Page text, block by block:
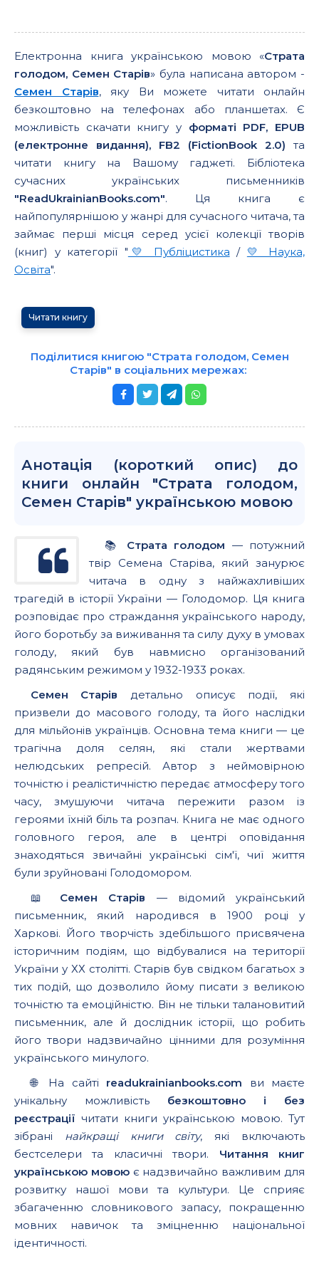
Електронна книга українською мовою «Страта
голодом, Семен Старів» була написана автором -
Семен Старів, яку Ви можете читати онлайн
безкоштовно на телефонах або планшетах. Є
можливість скачати книгу у форматі PDF, EPUB
(електронне видання), FB2 (FictionBook 2.0) та
читати книгу на Вашому гаджеті. Бібліотека
сучасних українських письменників
"ReadUkrainianBooks.com". Ця книга є
найпопулярнішою у жанрі для сучасного читача, та
займає перші місця серед усієї колекції творів
(книг) у категорії " 💛 Публіцистика / 💛 Наука,
Освіта".
Читати книгу
Поділитися книгою "Страта голодом, Семен
Старів" в соціальних мережах:
Анотація (короткий опис) до
книги онлайн "Страта голодом,
Семен Старів" українською мовою
📚 Страта голодом — потужний
твір Семена Старіва, який занурює
читача в одну з найжахливіших
трагедій в історії України — Голодомор. Ця книга
розповідає про страждання українського народу,
його боротьбу за виживання та силу духу в умовах
голоду, який був навмисно організований
радянським режимом у 1932-1933 роках.
Семен Старів детально описує події, які
призвели до масового голоду, та його наслідки
для мільйонів українців. Основна тема книги — це
трагічна доля селян, які стали жертвами
нелюдських репресій. Автор з неймовірною
точністю і реалістичністю передає атмосферу того
часу, змушуючи читача пережити разом із
героями їхній біль та розпач. Книга не має одного
головного героя, але в центрі оповідання
знаходяться звичайні українські сім'ї, чиї життя
були зруйновані Голодомором.
📖 Семен Старів — відомий український
письменник, який народився в 1900 році у
Харкові. Його творчість здебільшого присвячена
історичним подіям, що відбувалися на території
України у ХХ столітті. Старів був свідком багатьох з
тих подій, що дозволило йому писати з великою
точністю та емоційністю. Він не тільки талановитий
письменник, але й дослідник історії, що робить
його твори надзвичайно цінними для розуміння
українського минулого.
🌐 На сайті readukrainianbooks.com ви маєте
унікальну можливість безкоштовно і без
реєстрації читати книги українською мовою. Тут
зібрані найкращі книги світу, які включають
бестселери та класичні твори. Читання книг
українською мовоює надзвичайно важливим для
розвитку нашої мови та культури. Це сприяє
збагаченню словникового запасу, покращенню
мовних навичок та зміцненню національної
ідентичності.